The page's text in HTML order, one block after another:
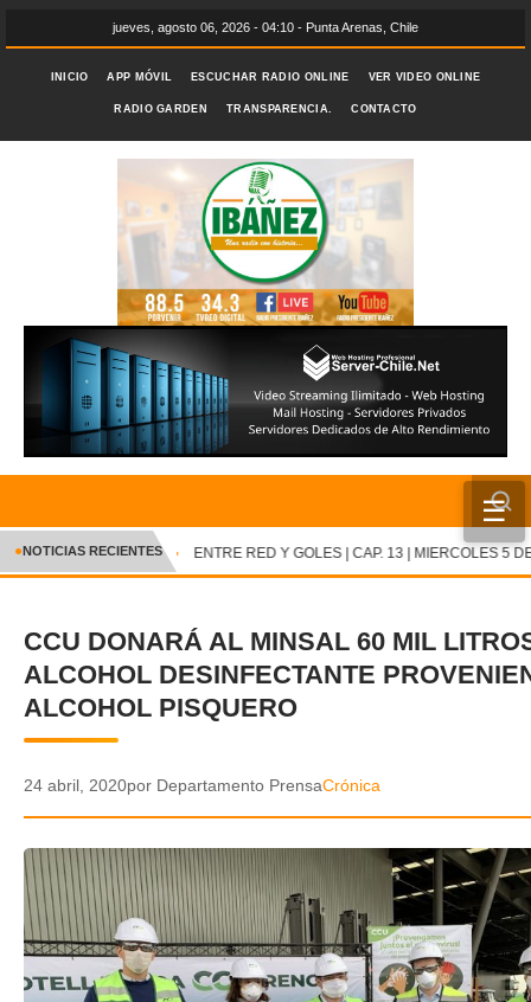
jueves, agosto 06, 2026 - 04:10 - Punta Arenas, Chile
INICIO APP MÓVIL ESCUCHAR RADIO ONLINE VER VIDEO ONLINE
RADIO GARDEN TRANSPARENCIA. CONTACTO
☰
INICIO
CRÓNICA
DEPORTES
ENTRETENIMIENTO Y CULTURA
AUDIOS
VIDEOS
GALERIA DE FOTOS
✕
●NOTICIAS RECIENTES ENTRE RED Y GOLES | CAP. 13 | MIERCOLES 5
CCU DONARÁ AL MINSAL 60 MIL
ALCOHOL DESINFECTANTE
ALCOHOL PISQUERO
24 abril, 2020por Departamento PrensaCrónica